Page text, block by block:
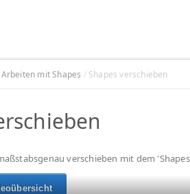
Arbeiten mit Shapes / Shapes verschieben
verschieben mit dem